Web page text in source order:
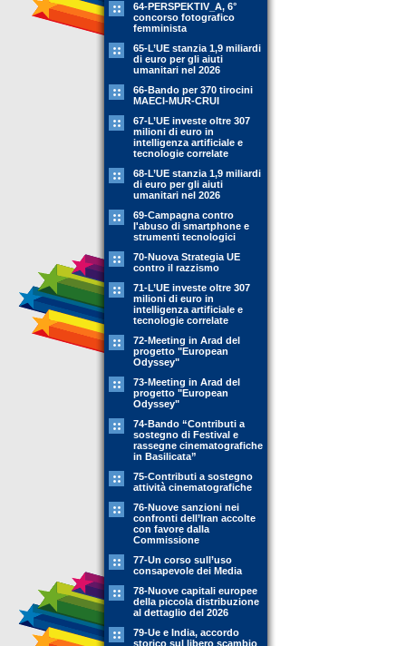
64-PERSPEKTIV_A, 6°
concorso fotografico
femminista
65-L’UE stanzia 1,9 miliardi
di euro per gli aiuti
umanitari nel 2026
66-Bando per 370 tirocini
MAECI-MUR-CRUI
67-L’UE investe oltre 307
milioni di euro in
intelligenza artificiale e
tecnologie correlate
68-L’UE stanzia 1,9 miliardi
di euro per gli aiuti
umanitari nel 2026
69-Campagna contro
l'abuso di smartphone e
strumenti tecnologici
70-Nuova Strategia UE
contro il razzismo
71-L’UE investe oltre 307
milioni di euro in
intelligenza artificiale e
tecnologie correlate
72-Meeting in Arad del
progetto "European
Odyssey"
73-Meeting in Arad del
progetto "European
Odyssey"
74-Bando “Contributi a
sostegno di Festival e
rassegne cinematografiche
in Basilicata”
75-Contributi a sostegno
attività cinematografiche
76-Nuove sanzioni nei
confronti dell’Iran accolte
con favore dalla
Commissione
77-Un corso sull’uso
consapevole dei Media
78-Nuove capitali europee
della piccola distribuzione
al dettaglio del 2026
79-Ue e India, accordo
storico sul libero scambio